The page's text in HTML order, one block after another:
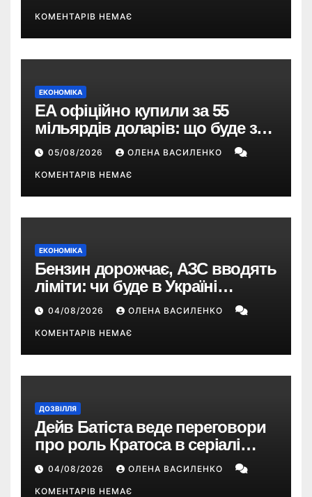
КОМЕНТАРІВ НЕМАЄ
ЕКОНОМІКА
EA офіційно купили за 55
мільярдів доларів: що буде з
EA Sports FC, Battlefield і The
Sims
05/08/2026 ОЛЕНА ВАСИЛЕНКО
КОМЕНТАРІВ НЕМАЄ
ЕКОНОМІКА
Бензин дорожчає, АЗС вводять
ліміти: чи буде в Україні
дефіцит пального
04/08/2026 ОЛЕНА ВАСИЛЕНКО
КОМЕНТАРІВ НЕМАЄ
ДОЗВІЛЛЯ
Дейв Батіста веде переговори
про роль Кратоса в серіалі
«God of War» від Amazon
04/08/2026 ОЛЕНА ВАСИЛЕНКО
КОМЕНТАРІВ НЕМАЄ